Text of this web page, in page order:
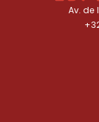
Av. de